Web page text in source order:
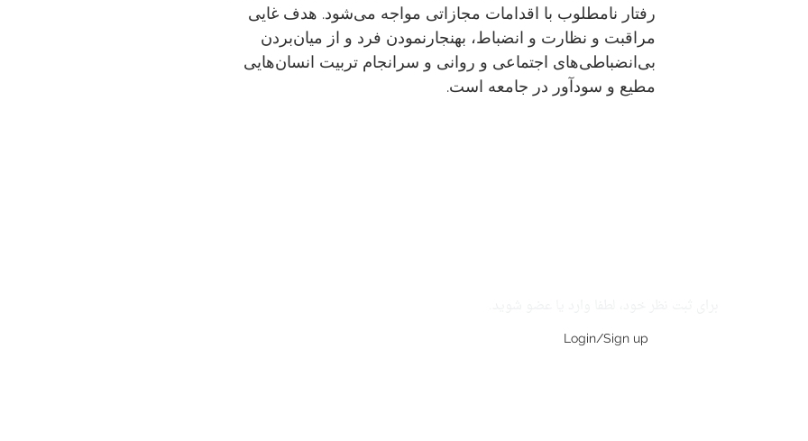
رفتار نامطلوب با اقدامات مجازاتی مواجه می‌شود. هدف غایی
مراقبت و نظارت و انضباط، بهنجارنمودن فرد و از میان‌بردن
بی‌انضباطی‌های اجتماعی و روانی و سرانجام تربیت انسان‌هایی
مطیع و سودآور در جامعه است.
Login/Sign up